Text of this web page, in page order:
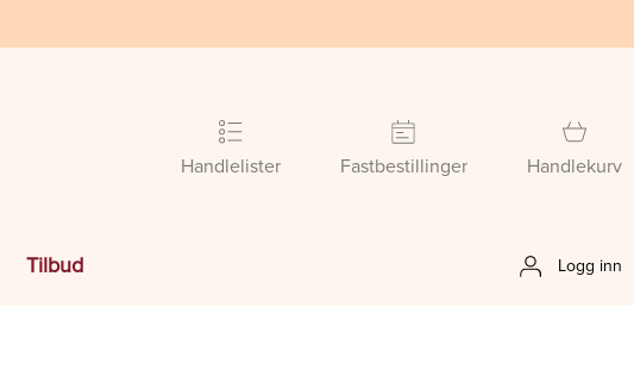
Handlelister Fastbestillinger Handlekurv
Tilbud Logg inn